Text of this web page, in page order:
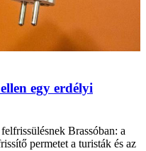
egy erdélyi
Brassóban: a
permetet a turisták és az